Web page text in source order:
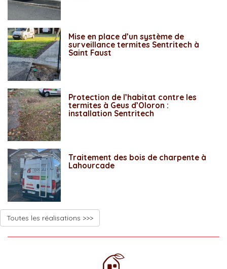
Mise en place d’un système de
surveillance termites Sentritech à
Saint Faust
Protection de l’habitat contre les
termites à Geus d’Oloron :
installation Sentritech
Traitement des bois de charpente à
Lahourcade
Toutes les réalisations >>>